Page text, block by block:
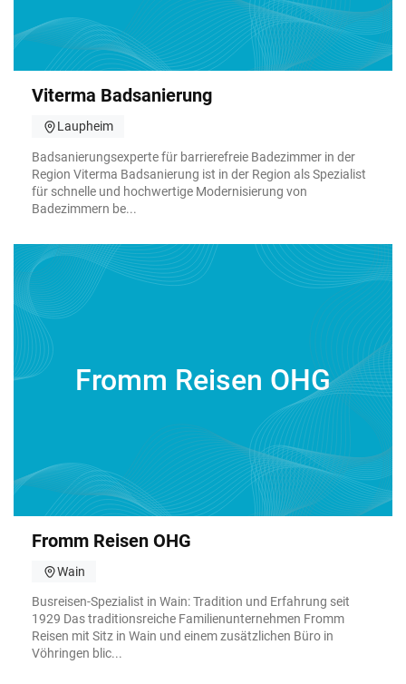
Viterma Badsa­nie­rung
Laupheim
Badsanierungsexperte für barrierefreie Badezimmer in der
Region Viterma Badsanierung ist in der Region als Spezialist
für schnelle und hochwertige Modernisierung von
Badezimmern be...
Fromm Reisen OHG
Fromm Reisen OHG
Wain
Busreisen-Spezialist in Wain: Tradition und Erfahrung seit
1929 Das traditionsreiche Familienunternehmen Fromm
Reisen mit Sitz in Wain und einem zusätzlichen Büro in
Vöhringen blic...